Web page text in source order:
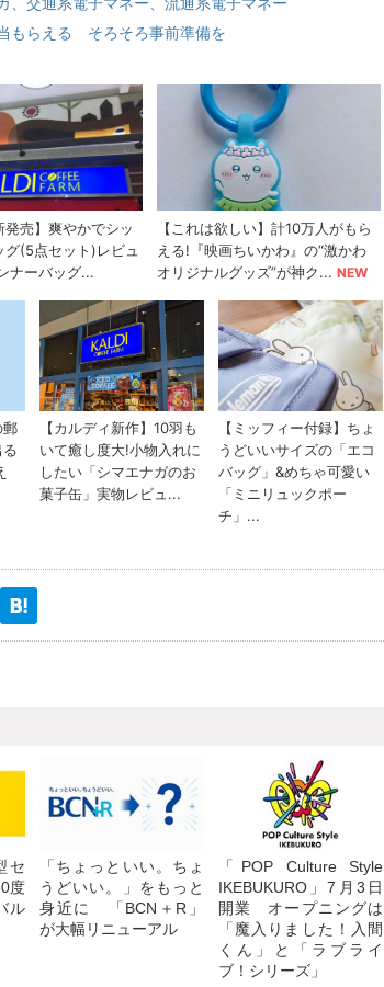
もらえる そろそろ事前準備を
セ
度
ル
「ちょっといい。ちょ
うどいい。」をもっと
身近に 「BCN＋R」
が大幅リニューアル
「POP Culture Style
IKEBUKURO」7月3日
開業 オープニングは
「魔入りました！入間
くん」と「ラブライ
ブ！シリーズ」